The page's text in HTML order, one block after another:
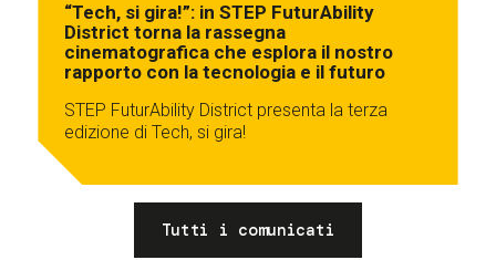
“Tech, si gira!”: in STEP FuturAbility
District torna la rassegna
cinematografica che esplora il nostro
rapporto con la tecnologia e il futuro
STEP FuturAbility District presenta la terza
edizione di Tech, si gira!
Tutti i comunicati